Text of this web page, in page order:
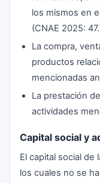
los mismos en
(CNAE 2025:
La compra,
productos
mencionadas
La prestación
actividades
Capital social y
El capital social de
los cuales no se